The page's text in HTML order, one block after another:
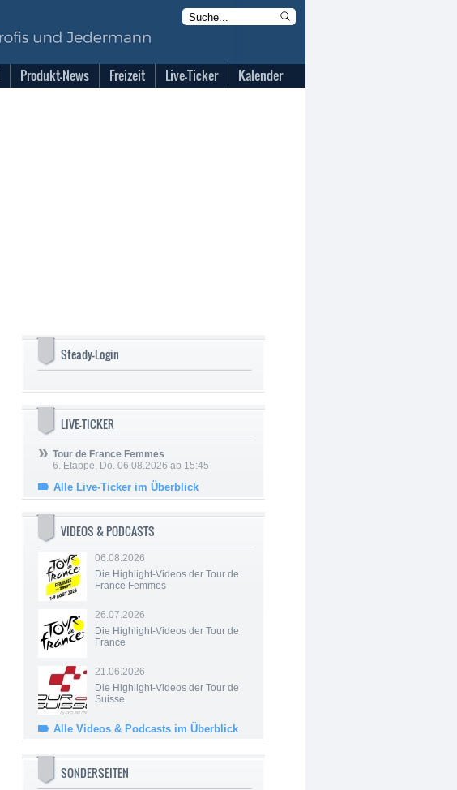
Produkt-News Freizeit Live-Ticker Kalender
Steady-Login
LIVE-TICKER
Tour de France Femmes
6. Etappe, Do. 06.08.2026 ab 15:45
Alle Live-Ticker im Überblick
VIDEOS & PODCASTS
06.08.2026
Die Highlight-Videos der Tour de
France Femmes
26.07.2026
Die Highlight-Videos der Tour de
France
21.06.2026
Die Highlight-Videos der Tour de
Suisse
Alle Videos & Podcasts im Überblick
SONDERSEITEN